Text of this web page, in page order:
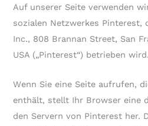
Auf unserer Seite verwenden
sozialen Netzwerkes Pinterest,
Inc., 808 Brannan Street, San
USA („Pinterest“) betrieben wird.
Wenn Sie eine Seite aufrufen,
enthält, stellt Ihr Browser eine
den Servern von Pinterest her.